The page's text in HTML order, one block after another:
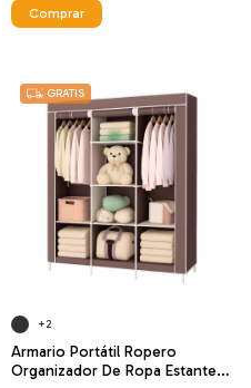
Comprar
GRATIS
Armario Portátil Ropero
Organizador De Ropa Estantes
+2